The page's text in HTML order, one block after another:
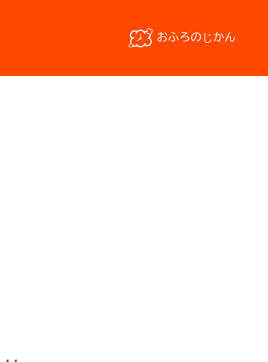
おふろのじかん